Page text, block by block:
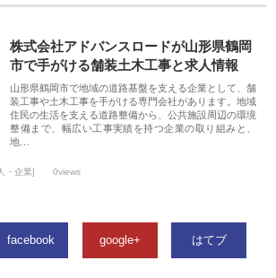
株式会社アドバンスロードが山形県鶴岡
市で手がける舗装土木工事と求人情報
山形県鶴岡市で地域の道路基盤を支える企業として、舗
装工事や土木工事を手がける専門会社があります。地域
住民の生活を支える道路整備から、公共施設周辺の環境
整備まで、幅広い工事実績を持つ企業の取り組みと、
地…
・企業] 0views
facebook google+ はてブ